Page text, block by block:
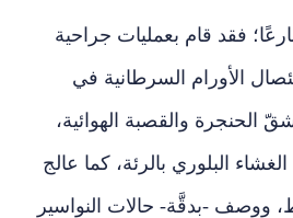
فقد قام بعمليات جراحية
الأورام السرطانية في
الأولى[12], وشقّ الحنجرة والقصبة الهوائية،
البلوري بالرئة، كما عالج
ووصف -بدقَّة- حالات النواسير